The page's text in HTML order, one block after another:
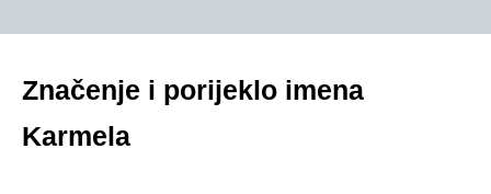
Značenje i porijeklo imena
Karmela